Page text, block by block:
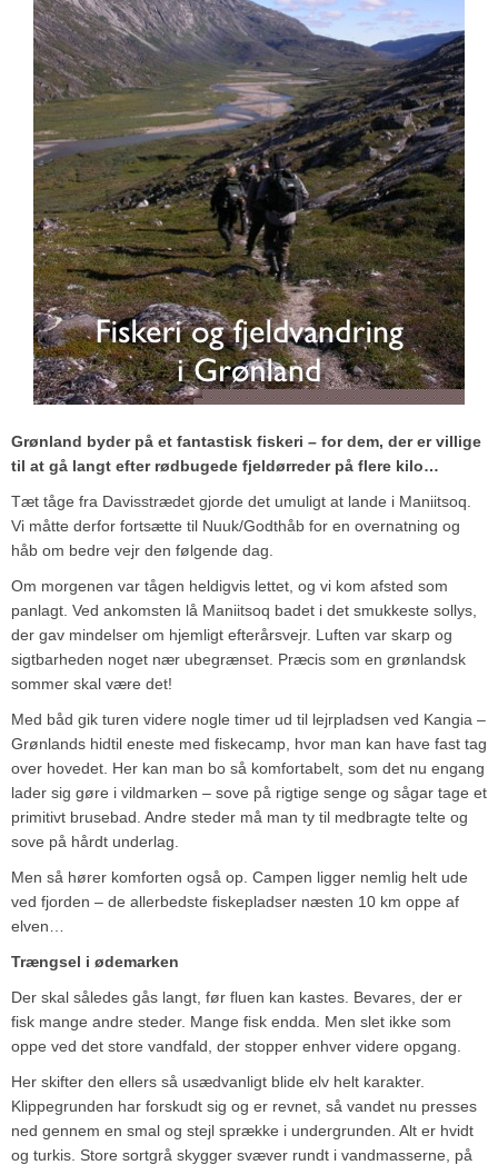
Grønland byder på et fantastisk fiskeri – for dem, der er villige
til at gå langt efter rødbugede fjeldørreder på flere kilo…
Tæt tåge fra Davisstrædet gjorde det umuligt at lande i Maniitsoq.
Vi måtte derfor fortsætte til Nuuk/Godthåb for en overnatning og
håb om bedre vejr den følgende dag.
Om morgenen var tågen heldigvis lettet, og vi kom afsted som
panlagt. Ved ankomsten lå Maniitsoq badet i det smukkeste sollys,
der gav mindelser om hjemligt efterårsvejr. Luften var skarp og
sigtbarheden noget nær ubegrænset. Præcis som en grønlandsk
sommer skal være det!
Med båd gik turen videre nogle timer ud til lejrpladsen ved Kangia –
Grønlands hidtil eneste med fiskecamp, hvor man kan have fast tag
over hovedet. Her kan man bo så komfortabelt, som det nu engang
lader sig gøre i vildmarken – sove på rigtige senge og sågar tage et
primitivt brusebad. Andre steder må man ty til medbragte telte og
sove på hårdt underlag.
Men så hører komforten også op. Campen ligger nemlig helt ude
ved fjorden – de allerbedste fiskepladser næsten 10 km oppe af
elven…
Trængsel i ødemarken
Der skal således gås langt, før fluen kan kastes. Bevares, der er
fisk mange andre steder. Mange fisk endda. Men slet ikke som
oppe ved det store vandfald, der stopper enhver videre opgang.
Her skifter den ellers så usædvanligt blide elv helt karakter.
Klippegrunden har forskudt sig og er revnet, så vandet nu presses
ned gennem en smal og stejl sprække i undergrunden. Alt er hvidt
og turkis. Store sortgrå skygger svæver rundt i vandmasserne, på